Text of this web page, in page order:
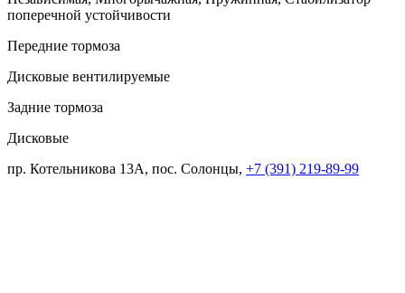
поперечной устойчивости
Передние тормоза
Дисковые вентилируемые
Задние тормоза
Дисковые
пр. Котельникова 13А, пос. Солонцы, +7 (391) 219-89-99